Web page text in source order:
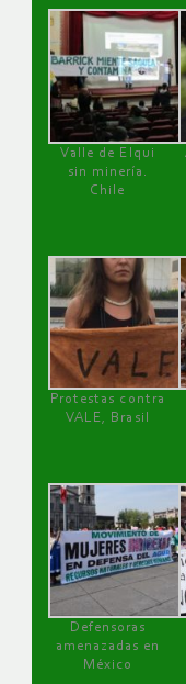
Valle de Elqui
sin minería.
Chile
Protestas contra
VALE, Brasil
Defensoras
amenazadas en
México